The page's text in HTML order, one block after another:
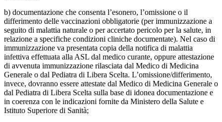
b) documentazione che consenta l’esonero, l’omissione o il
differimento delle vaccinazioni obbligatorie (per immunizzazione a
seguito di malattia naturale o per accertato pericolo per la salute, in
relazione a specifiche condizioni cliniche documentate). Nel caso di
immunizzazione va presentata copia della notifica di malattia
infettiva effettuata alla ASL dal medico curante, oppure attestazione
di avvenuta immunizzazione rilasciata dal Medico di Medicina
Generale o dal Pediatra di Libera Scelta. L’omissione/differimento,
invece, dovranno essere attestate dal Medico di Medicina Generale o
dal Pediatra di Libera Scelta sulla base di idonea documentazione e
in coerenza con le indicazioni fornite da Ministero della Salute e
Istituto Superiore di Sanità;